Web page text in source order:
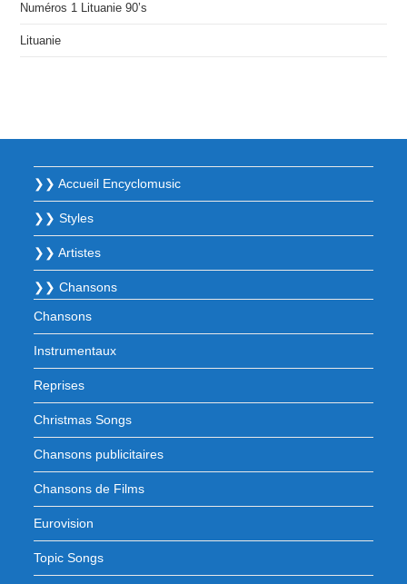
Numéros 1 Lituanie 90’s
Lituanie
❯❯ Accueil Encyclomusic
❯❯ Styles
❯❯ Artistes
❯❯ Chansons
Chansons
Instrumentaux
Reprises
Christmas Songs
Chansons publicitaires
Chansons de Films
Eurovision
Topic Songs